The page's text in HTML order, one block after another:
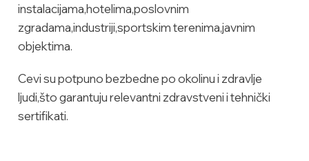
instalacijama,hotelima,poslovnim
zgradama,industriji,sportskim terenima,javnim
objektima.
Cevi su potpuno bezbedne po okolinu i zdravlje
ljudi,što garantuju relevantni zdravstveni i tehnički
sertifikati.